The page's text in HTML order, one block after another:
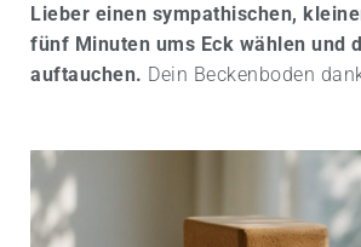
Lieber einen sympathischen,
fünf Minuten ums Eck wählen und
auftauchen. Dein Beckenboden